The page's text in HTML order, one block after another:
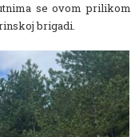
se ovom prilikom
brigadi.